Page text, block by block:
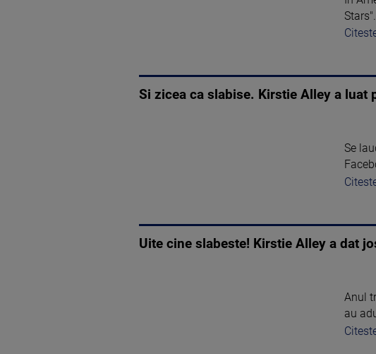
Si zicea ca slabise. Kirstie Alley a luat
Se
Uite cine slabeste! Kirstie Alley a dat
Anul
au